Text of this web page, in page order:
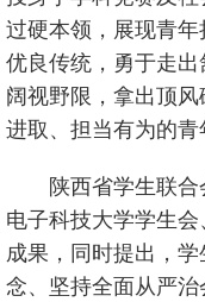
过硬本领，展现青
优良传统，勇于走
阔视野限，拿出顶
进取、担当有为的青
陕西省学生联
电子科技大学学生
成果，同时提出，
念、坚持全面从严